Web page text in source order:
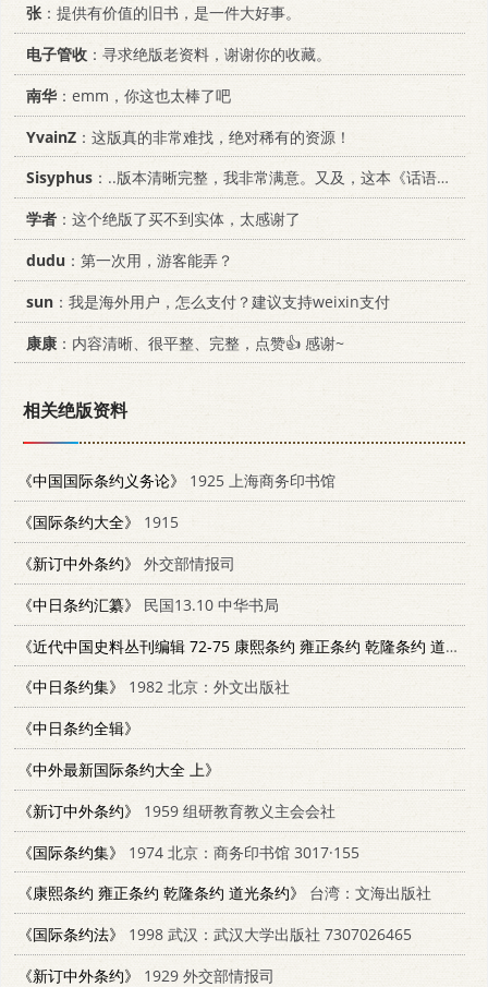
张：提供有价值的旧书，是一件大好事。
电子管收 ：寻求绝版老资料，谢谢你的收藏。
南华：emm，你这也太棒了吧
YvainZ ：这版真的非常难找，绝对稀有的资源！
Sisyphus ：..版本清晰完整，我非常满意。又及，这本《话语的真相》...
学者 ：这个绝版了买不到实体，太感谢了
dudu ：第一次用，游客能弄？
sun ：我是海外用户，怎么支付？建议支持weixin支付
康康 ：内容清晰、很平整、完整，点赞👍 感谢~
相关绝版资料
《中国国际条约义务论》 1925 上海商务印书馆
《国际条约大全》
1915
《新订中外条约》
外交部情报司
《中日条约汇纂》
民国13.10 中华书局
《近代中国史料丛刊编辑 72-75 康熙条约 雍正条约 乾隆条约 道光条约》
《中日条约集》
1982 北京：外文出版社
《中日条约全辑》
《中外最新国际条约大全 上》
《新订中外条约》
1959 组研教育教义主会会社
《国际条约集》
1974 北京：商务印书馆 3017·155
《康熙条约 雍正条约 乾隆条约 道光条约》
台湾：文海出版社
《国际条约法》
1998 武汉：武汉大学出版社 7307026465
《新订中外条约》
1929 外交部情报司